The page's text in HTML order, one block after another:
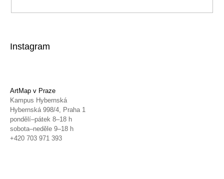
Instagram
ArtMap v Praze
Kampus Hybernská
Hybernská 998/4, Praha 1
pondělí–pátek 8–18 h
sobota–neděle 9–18 h
+420 703 971 393